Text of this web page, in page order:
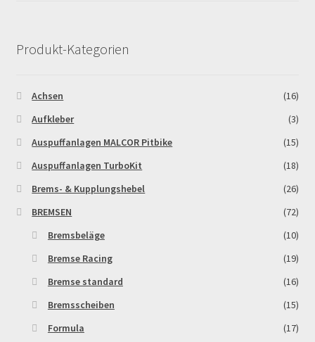
Produkt-Kategorien
Achsen
(16)
Aufkleber
(3)
Auspuffanlagen MALCOR Pitbike
(15)
Auspuffanlagen TurboKit
(18)
Brems- & Kupplungshebel
(26)
BREMSEN
(72)
Bremsbeläge
(10)
Bremse Racing
(19)
Bremse standard
(16)
Bremsscheiben
(15)
Formula
(17)